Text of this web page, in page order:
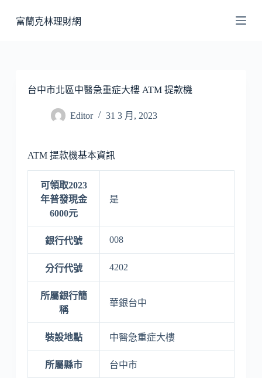
至
富蘭克林理財網
台中市北區中醫急重症大樓 ATM 提款機
Editor 31 3 月, 2023
ATM 提款機基本資訊
可領取2023
年普發現金
6000元
是
銀行代號 008
分行代號 4202
所屬銀行簡
稱
華銀台中
裝設地點 中醫急重症大樓
所屬縣市 台中市